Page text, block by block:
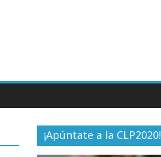
¡Apúntate a la CLP2020!